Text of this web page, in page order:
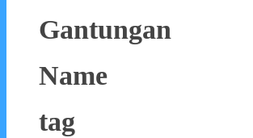
Gantungan
Name
tag